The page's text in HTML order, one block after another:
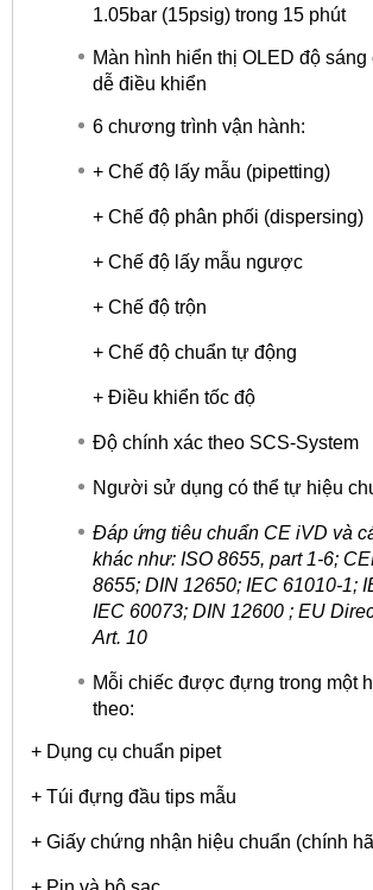
1.05bar (15psig) trong 15 phút
Màn hình hiển thị OLED độ sáng
dễ điều khiển
6 chương trình vận hành:
+ Chế độ lấy mẫu (pipetting)
+ Chế độ phân phối (dispersing)
+ Chế độ lấy mẫu ngược
+ Chế độ trộn
+ Chế độ chuẩn tự động
+ Điều khiển tốc độ
Độ chính xác theo SCS-System
Người sử dụng có thể tự hiệu
Đáp ứng tiêu chuẩn CE iVD và
khác như: ISO 8655, part 1-6;
8655; DIN 12650; IEC 61010-1;
IEC 60073; DIN 12600 ; EU
Art. 10
Mỗi chiếc được đựng trong một
theo:
+ Dụng cụ chuẩn pipet
+ Túi đựng đầu tips mẫu
+ Giấy chứng nhận hiệu chuẩn (chính